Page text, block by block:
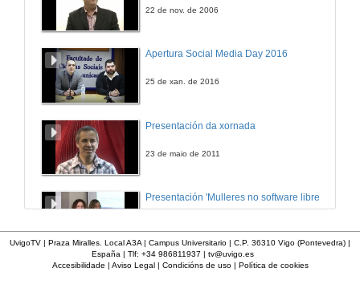
22 de nov. de 2006
Apertura Social Media Day 2016
25 de xan. de 2016
Presentación da xornada
23 de maio de 2011
Presentación 'Mulleres no software libre'
Imaxe de vídeo dixital
UvigoTV | Praza Miralles. Local A3A | Campus Universitario | C.P. 36310 Vigo (Pontevedra) |
España | Tlf: +34 986811937 | tv@uvigo.es
Accesibilidade | Aviso Legal| Condicións de uso| Política de cookies